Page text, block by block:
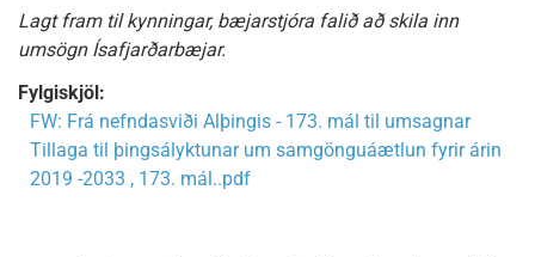
Lagt fram til kynningar, bæjarstjóra falið að skila inn
umsögn Ísafjarðarbæjar.
Fylgiskjöl:
FW: Frá nefndasviði Alþingis - 173. mál til umsagnar
Tillaga til þingsályktunar um samgönguáætlun fyrir árin
2019 -2033 , 173. mál..pdf